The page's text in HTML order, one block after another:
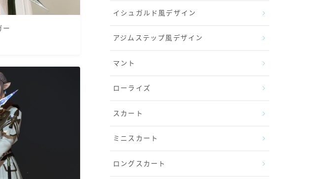
ー
イシュガルド風デザイン
アジムステップ風デザイン
マント
ローライズ
スカート
ミニスカート
ロングスカート